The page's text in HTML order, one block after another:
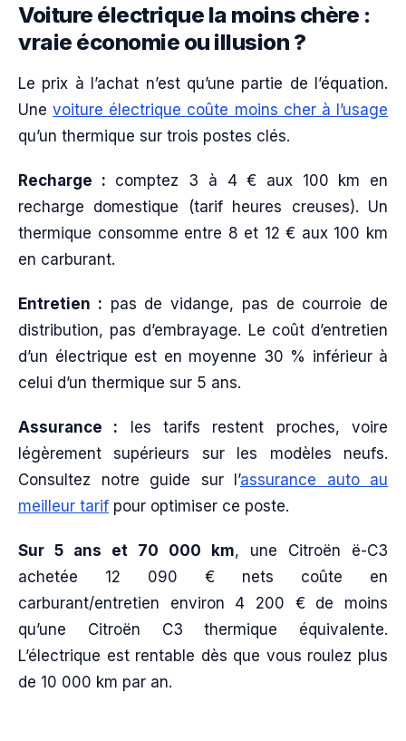
Voiture électrique la moins chère :
vraie économie ou illusion ?
Le prix à l’achat n’est qu’une partie de l’équation.
Unevoiture électrique coûte moins cher à l’usage
qu’un thermique sur trois postes clés.
Recharge : comptez 3 à 4 € aux 100 km en
recharge domestique (tarif heures creuses). Un
thermique consomme entre 8 et 12 € aux 100 km
en carburant.
Entretien : pas de vidange, pas de courroie de
distribution, pas d’embrayage. Le coût d’entretien
d’un électrique est en moyenne 30 % inférieur à
celui d’un thermique sur 5 ans.
Assurance : les tarifs restent proches, voire
légèrement supérieurs sur les modèles neufs.
Consultez notre guide sur l’assurance auto au
meilleur tarif pour optimiser ce poste.
Sur 5 ans et 70 000 km, une Citroën ë-C3
achetée 12 090 € nets coûte en
carburant/entretien environ 4 200 € de moins
qu’une Citroën C3 thermique équivalente.
L’électrique est rentable dès que vous roulez plus
de 10 000 km par an.